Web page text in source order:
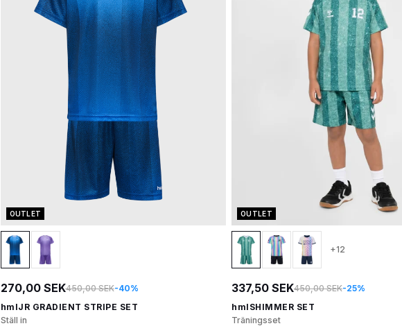
OUTLET
270,00 SEK450,00 SEK-40%
hmlJR GRADIENT STRIPE SET
Ställ in
OUTLET
+12
337,50 SEK450,00 SEK-25%
hmlSHIMMER SET
Träningsset